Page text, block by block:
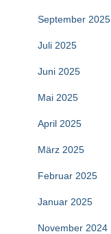
September 2025
Juli 2025
Juni 2025
Mai 2025
April 2025
März 2025
Februar 2025
Januar 2025
November 2024